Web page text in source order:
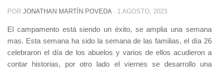
POR JONATHAN MARTÍN POVEDA · 1 AGOSTO, 2023
El campamento está siendo un éxito, se amplia una semana
mas. Esta semana ha sido la semana de las familias, el día 26
celebraron el día de los abuelos y varios de ellos acudieron a
contar historias, por otro lado el viernes se desarrollo una